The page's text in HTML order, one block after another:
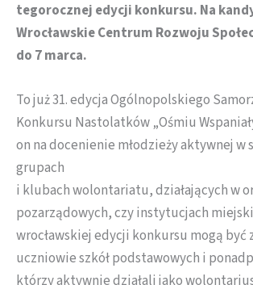
tegorocznej edycji konkursu. Na
Wrocławskie Centrum Rozwoju
do 7 marca.
To już 31. edycja Ogólnopolskiego
Konkursu Nastolatków „Ośmiu
on na docenienie młodzieży aktywnej w
grupach
i klubach wolontariatu, działających w
pozarządowych, czy instytucjach
wrocławskiej edycji konkursu mogą być
uczniowie szkół podstawowych i
którzy aktywnie działali jako